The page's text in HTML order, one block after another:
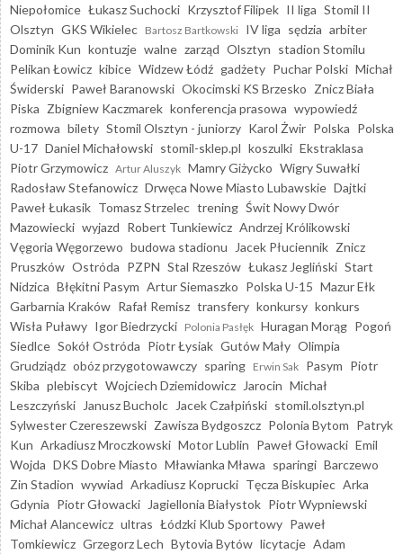
Niepołomice Łukasz Suchocki Krzysztof Filipek II liga Stomil II
Olsztyn GKS Wikielec Bartosz Bartkowski IV liga sędzia arbiter
Dominik Kun kontuzje walne zarząd Olsztyn stadion Stomilu
Pelikan Łowicz kibice Widzew Łódź gadżety Puchar Polski Michał
Świderski Paweł Baranowski Okocimski KS Brzesko Znicz Biała
Piska Zbigniew Kaczmarek konferencja prasowa wypowiedź
rozmowa bilety Stomil Olsztyn - juniorzy Karol Żwir Polska Polska
U-17 Daniel Michałowski stomil-sklep.pl koszulki Ekstraklasa
Piotr Grzymowicz Artur Aluszyk Mamry Giżycko Wigry Suwałki
Radosław Stefanowicz Drwęca Nowe Miasto Lubawskie Dajtki
Paweł Łukasik Tomasz Strzelec trening Świt Nowy Dwór
Mazowiecki wyjazd Robert Tunkiewicz Andrzej Królikowski
Vęgoria Węgorzewo budowa stadionu Jacek Płuciennik Znicz
Pruszków Ostróda PZPN Stal Rzeszów Łukasz Jegliński Start
Nidzica Błękitni Pasym Artur Siemaszko Polska U-15 Mazur Ełk
Garbarnia Kraków Rafał Remisz transfery konkursy konkurs
Wisła Puławy Igor Biedrzycki Polonia Pasłęk Huragan Morąg Pogoń
Siedlce Sokół Ostróda Piotr Łysiak Gutów Mały Olimpia
Grudziądz obóz przygotowawczy sparing Erwin Sak Pasym Piotr
Skiba plebiscyt Wojciech Dziemidowicz Jarocin Michał
Leszczyński
Janusz Bucholc Jacek Czałpiński stomil.olsztyn.pl
Sylwester Czereszewski Zawisza Bydgoszcz Polonia Bytom Patryk
Kun Arkadiusz Mroczkowski Motor Lublin Paweł Głowacki Emil
Wojda DKS Dobre Miasto Mławianka Mława sparingi Barczewo
Zin Stadion wywiad Arkadiusz Koprucki Tęcza Biskupiec Arka
Gdynia Piotr Głowacki Jagiellonia Białystok Piotr Wypniewski
Michał Alancewicz ultras Łódzki Klub Sportowy Paweł
Tomkiewicz Grzegorz Lech Bytovia Bytów licytacje Adam